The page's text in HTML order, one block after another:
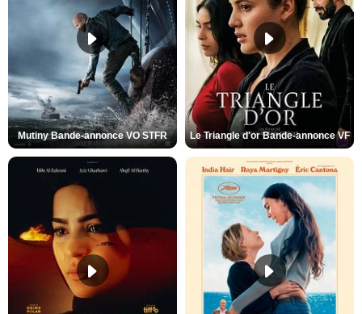
Mutiny Bande-annonce VO STFR Le Triangle d'or Bande-annonce VF